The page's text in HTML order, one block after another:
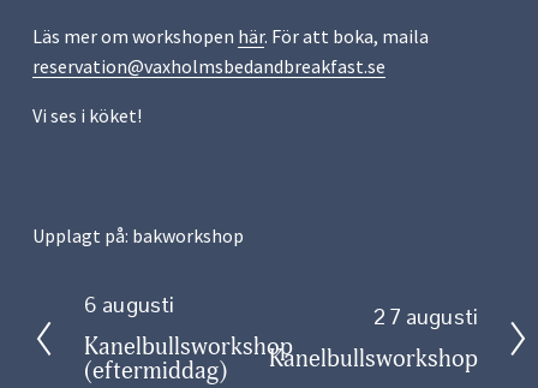
Läs mer om workshopen här
reservation@vaxholmsbedandbreakfast.se
Vi ses i köket!
Upplagt på: bakworkshop
F
ö
r
6 augusti
Kanelbullsworkshop
(eftermiddag)
ä
27 augusti
Kanelbullsworkshop